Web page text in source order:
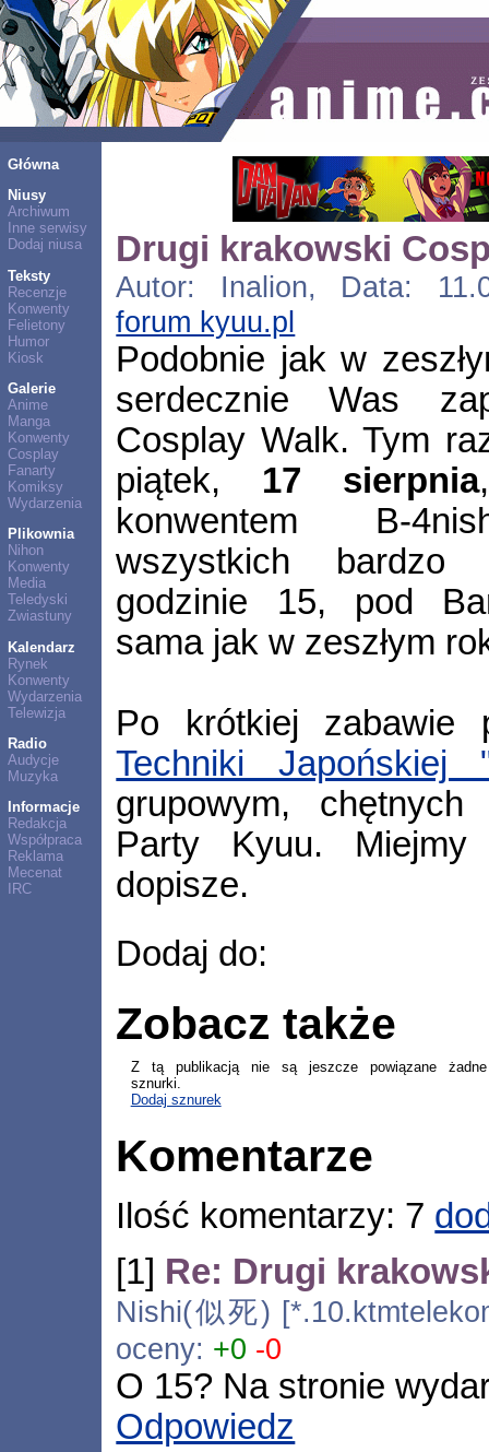
Główna
Niusy
Archiwum
Inne serwisy
Dodaj niusa
Teksty
Recenzje
Konwenty
Felietony
Humor
Kiosk
Galerie
Anime
Manga
Konwenty
Cosplay
Fanarty
Komiksy
Wydarzenia
Plikownia
Nihon
Konwenty
Media
Teledyski
Zwiastuny
Kalendarz
Rynek
Konwenty
Wydarzenia
Telewizja
Radio
Audycje
Muzyka
Informacje
Redakcja
Współpraca
Reklama
Mecenat
IRC
Drugi krakowski
Autor: Inalion, Data:
forum kyuu.pl
Podobnie jak w
serdecznie Was
Cosplay Walk. Tym
piątek, 17 sierpnia
konwentem B-
wszystkich
godzinie 15, pod
sama jak w zeszłym
Po krótkiej
Techniki Japońskiej
grupowym,
Party Kyuu.
dopisze.
Dodaj do:
Zobacz także
Z tą publikacją nie są jeszcze powiązane żadne
sznurki.
Dodaj sznurek
Komentarze
Ilość komentarzy: 7
[1] Re: Drugi
Nishi(似死)
oceny: +0 -0
O 15? Na stronie
Odpowiedz